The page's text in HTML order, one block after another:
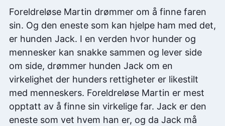
Foreldreløse Martin drømmer om å finne faren
sin. Og den eneste som kan hjelpe ham med det,
er hunden Jack. I en verden hvor hunder og
mennesker kan snakke sammen og lever side
om side, drømmer hunden Jack om en
virkelighet der hunders rettigheter er likestilt
med menneskers. Foreldreløse Martin er mest
opptatt av å finne sin virkelige far. Jack er den
eneste som vet hvem han er, og da Jack må